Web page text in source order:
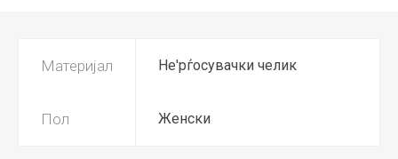
Материјал Не'рѓосувачки челик
Пол Женски